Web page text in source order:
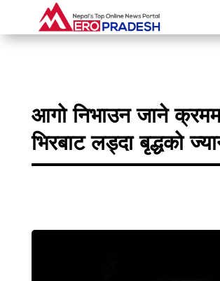
आगो निभाउन जाने
भिरबाट लड्दा बृद्धको